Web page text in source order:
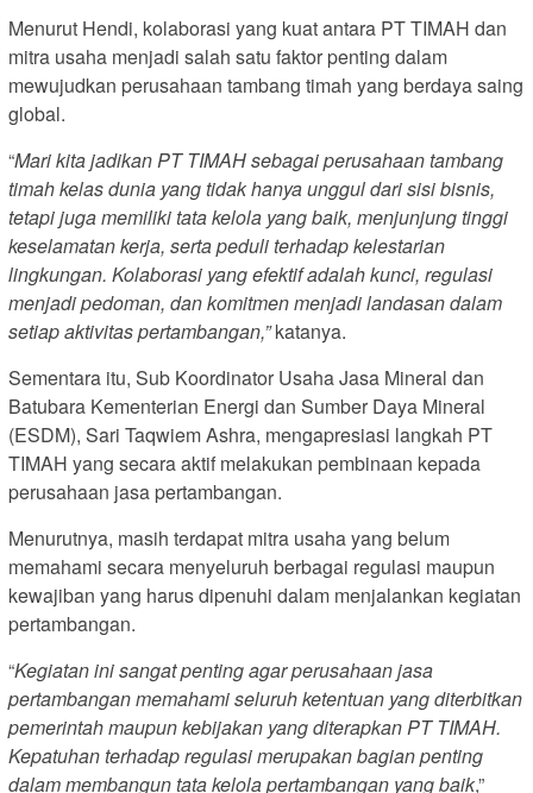
Menurut Hendi, kolaborasi yang kuat antara PT TIMAH dan
mitra usaha menjadi salah satu faktor penting dalam
mewujudkan perusahaan tambang timah yang berdaya saing
global.
“Mari kita jadikan PT TIMAH sebagai perusahaan tambang
timah kelas dunia yang tidak hanya unggul dari sisi bisnis,
tetapi juga memiliki tata kelola yang baik, menjunjung tinggi
keselamatan kerja, serta peduli terhadap kelestarian
lingkungan. Kolaborasi yang efektif adalah kunci, regulasi
menjadi pedoman, dan komitmen menjadi landasan dalam
setiap aktivitas pertambangan,”katanya.
Sementara itu, Sub Koordinator Usaha Jasa Mineral dan
Batubara Kementerian Energi dan Sumber Daya Mineral
(ESDM), Sari Taqwiem Ashra, mengapresiasi langkah PT
TIMAH yang secara aktif melakukan pembinaan kepada
perusahaan jasa pertambangan.
Menurutnya, masih terdapat mitra usaha yang belum
memahami secara menyeluruh berbagai regulasi maupun
kewajiban yang harus dipenuhi dalam menjalankan kegiatan
pertambangan.
“Kegiatan ini sangat penting agar perusahaan jasa
pertambangan memahami seluruh ketentuan yang diterbitkan
pemerintah maupun kebijakan yang diterapkan PT TIMAH.
Kepatuhan terhadap regulasi merupakan bagian penting
dalam membangun tata kelola pertambangan yang baik,”